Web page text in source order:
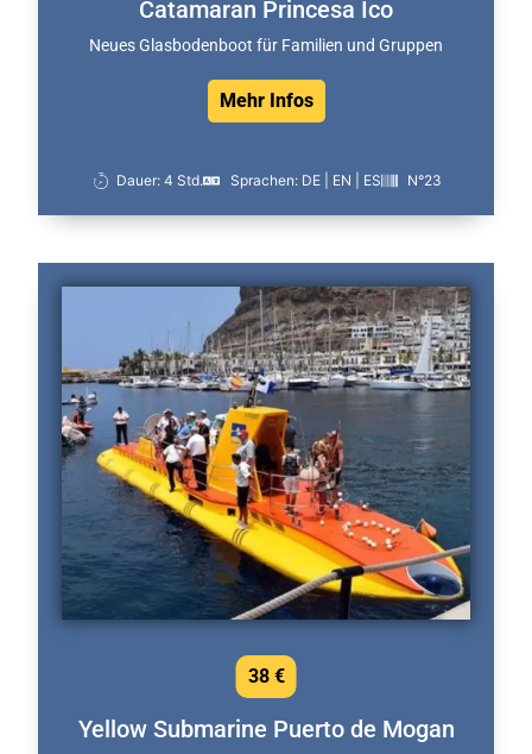
Catamaran Princesa Ico
Neues Glasbodenboot für Familien und Gruppen
Mehr Infos
Dauer: 4 Std. Sprachen: DE | EN | ES N°23
Yellow Submarine Puerto de Mogan
38 €